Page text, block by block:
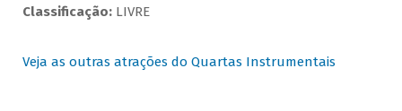
Classificação:LIVRE
Veja as outras atrações do Quartas Instrumentais